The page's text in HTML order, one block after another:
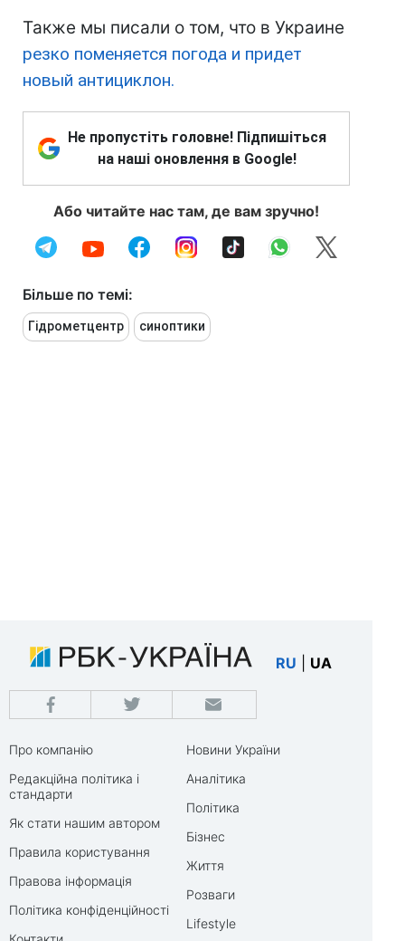
Также мы писали о том, что в Украине
резко поменяется погода и придет
новый антициклон.
Не пропустіть головне! Підпишіться
на наші оновлення в Google!
Або читайте нас там, де вам зручно!
Більше по темі:
Гідрометцентр синоптики
RU UA
Про компанію
Редакційна політика і
стандарти
Як стати нашим автором
Правила користування
Правова інформація
Політика конфіденційності
Новини України
Аналітика
Політика
Бізнес
Життя
Розваги
Lifestyle